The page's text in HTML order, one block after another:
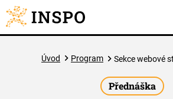
Přejít na hlavní menu
Přejít na obsah
Přejít na kontakt
Úvod Program
Přednáška